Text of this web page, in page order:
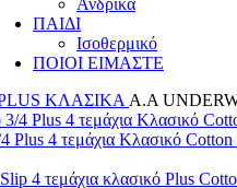
Ανδρικά
ΠΑΙΔΙ
Ισοθερμικό
ΠΟΙΟΙ ΕΙΜΑΣΤΕ
ΚΛΑΣΙΚΑ A.A
4 τεμάχια Κλασικό